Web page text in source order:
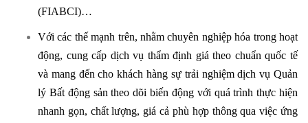
(FIABCI)…
Với các thế mạnh trên, nhằm chuyên nghiệp hóa trong hoạt
động, cung cấp dịch vụ thẩm định giá theo chuẩn quốc tế
và mang đến cho khách hàng sự trải nghiệm dịch vụ Quản
lý Bất động sản theo dõi biến động với quá trình thực hiện
nhanh gọn, chất lượng, giá cả phù hợp thông qua việc ứng